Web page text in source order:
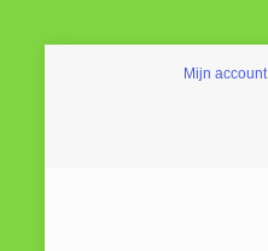
Mijn account